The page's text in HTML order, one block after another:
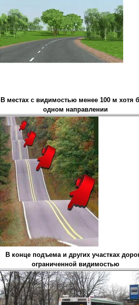
В местах с видимостью менее 100 м хотя
одном направлении
В конце подъема и других участках
ограниченной видимостью